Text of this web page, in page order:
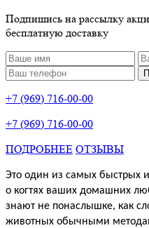
Подпишись на рассылку
бесплатную доставку
+7 (969) 716-00-00
+7 (969) 716-00-00
ПОДРОБНЕЕ ОТЗЫВЫ
Это один из самых быстрых
о когтях ваших домашних
знают не понаслышке, как
животных обычными